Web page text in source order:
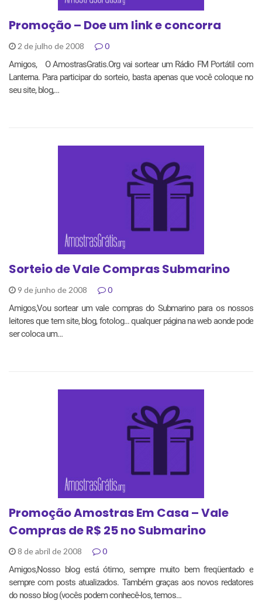
Promoção – Doe um link e concorra
2 de julho de 2008 0
Amigos, O AmostrasGratis.Org vai sortear um Rádio FM Portátil com
Lanterna. Para participar do sorteio, basta apenas que você coloque no
seu site, blog,…
Sorteio de Vale Compras Submarino
9 de junho de 2008 0
Amigos,Vou sortear um vale compras do Submarino para os nossos
leitores que tem site, blog, fotolog... qualquer página na web aonde pode
ser coloca um…
Promoção Amostras Em Casa – Vale
Compras de R$ 25 no Submarino
8 de abril de 2008 0
Amigos,Nosso blog está ótimo, sempre muito bem freqüentado e
sempre com posts atualizados. Também graças aos novos redatores
do nosso blog (vocês podem conhecê-los, temos…